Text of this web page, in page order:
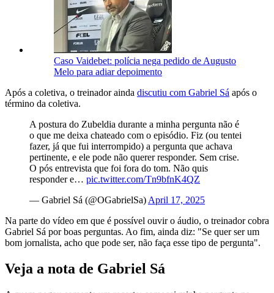
Caso Vaidebet: polícia nega pedido de Augusto
Melo para adiar depoimento
Após a coletiva, o treinador ainda discutiu com Gabriel Sá após o
término da coletiva.
A postura do Zubeldia durante a minha pergunta não é
o que me deixa chateado com o episódio. Fiz (ou tentei
fazer, já que fui interrompido) a pergunta que achava
pertinente, e ele pode não querer responder. Sem crise.
O pós entrevista que foi fora do tom. Não quis
responder e… pic.twitter.com/Tn9bfnK4QZ
— Gabriel Sá (@OGabrielSa) April 17, 2025
Na parte do vídeo em que é possível ouvir o áudio, o treinador cobra
Gabriel Sá por boas perguntas. Ao fim, ainda diz: "Se quer ser um
bom jornalista, acho que pode ser, não faça esse tipo de pergunta".
Veja a nota de Gabriel Sá